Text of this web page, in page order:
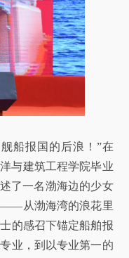
船报国的后浪！”在
与建筑工程学院毕业
了一名渤海边的少女
——从渤海湾的浪花里
的感召下锚定船舶报
业，到以专业第一的